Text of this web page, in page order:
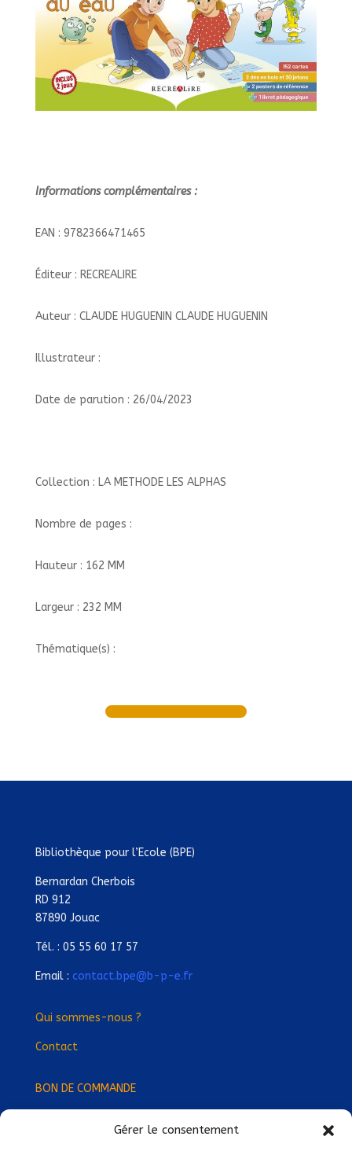
Gérer le consentement
COMPLEXES
MET
Informations complémentaires :
EAN : 9782366471465
Éditeur : RECREALIRE
Auteur : CLAUDE HUGUENIN CLAUDE HUGUENIN
Illustrateur :
Date de parution : 26/04/2023
Collection : LA METHODE LES ALPHAS
Nombre de pages :
Hauteur : 162 MM
Largeur : 232 MM
Thématique(s) :
Bibliothèque pour l’Ecole (BPE)
Bernardan Cherbois
RD 912
87890 Jouac
Tél. : 05 55 60 17 57
Email : contact.bpe@b-p-e.fr
Qui sommes-nous ?
Contact
BON DE COMMANDE
Devenez Délégué·e Régional·e !